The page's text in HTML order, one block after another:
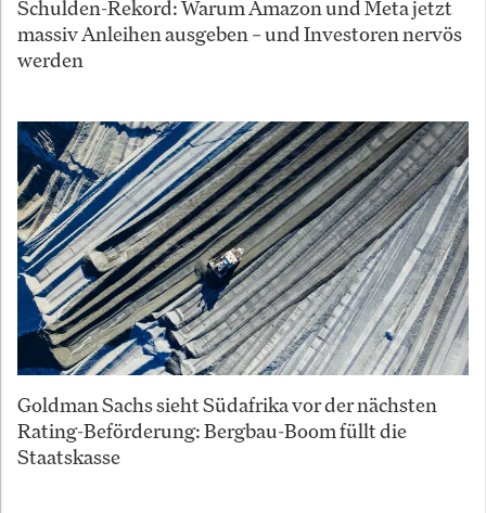
Schulden-Rekord: Warum Amazon und Meta jetzt
massiv Anleihen ausgeben – und Investoren nervös
werden
Goldman Sachs sieht Südafrika vor der nächsten
Rating-Beförderung: Bergbau-Boom füllt die
Staatskasse